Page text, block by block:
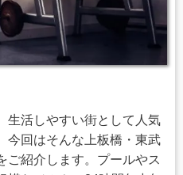
生活しやすい街として人気
今回はそんな上板橋・東武
ご紹介します。プールやス